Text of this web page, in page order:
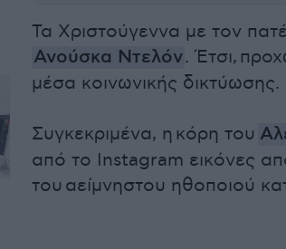
Τα Χριστούγεννα με τον
Ανούσκα Ντελόν. Έτσι,
μέσα κοινωνικής δικτύωσης.
Συγκεκριμένα, η κόρη του
από το Instagram εικόνες
του αείμνηστου ηθοποιού